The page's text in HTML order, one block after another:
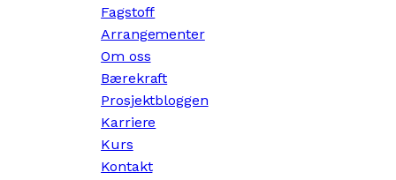
Fagstoff
Arrangementer
Om oss
Bærekraft
Prosjektbloggen
Karriere
Kurs
Kontakt